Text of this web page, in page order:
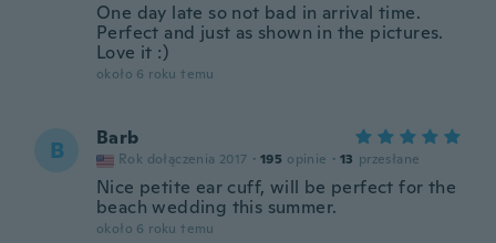
One day late so not bad in arrival time.
Perfect and just as shown in the pictures.
Love it :)
około 6 roku temu
B Barb
Rok dołączenia 2017 · 195 opinie · 13 przesłane
Nice petite ear cuff, will be perfect for the
beach wedding this summer.
około 6 roku temu